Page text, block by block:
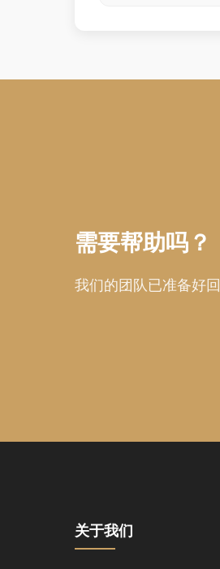
需要帮助吗？
我们的团队已准备好
关于我们